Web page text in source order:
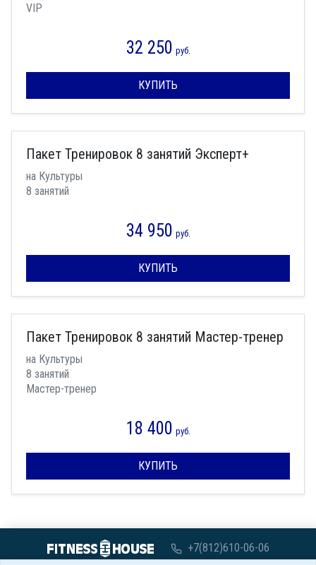
VIP
32 250 руб.
КУПИТЬ
Пакет Тренировок 8 занятий Эксперт+
на Культуры
8 занятий
34 950 руб.
КУПИТЬ
Пакет Тренировок 8 занятий Мастер-тренер
на Культуры
8 занятий
Мастер-тренер
18 400 руб.
КУПИТЬ
+7(812)610-06-06